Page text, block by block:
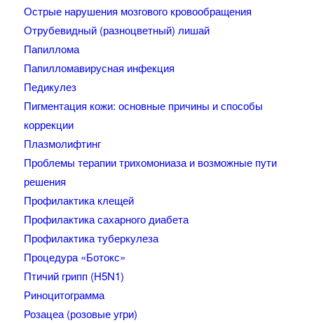
Острые нарушения мозгового кровообращения
Отрубевидный (разноцветный) лишай
Папиллома
Папилломавирусная инфекция
Педикулез
Пигментация кожи: основные причины и способы
коррекции
Плазмолифтинг
Проблемы терапии трихомониаза и возможные пути
решения
Профилактика клещей
Профилактика сахарного диабета
Профилактика туберкулеза
Процедура «Ботокс»
Птичий грипп (H5N1)
Риноцитограмма
Розацеа (розовые угри)